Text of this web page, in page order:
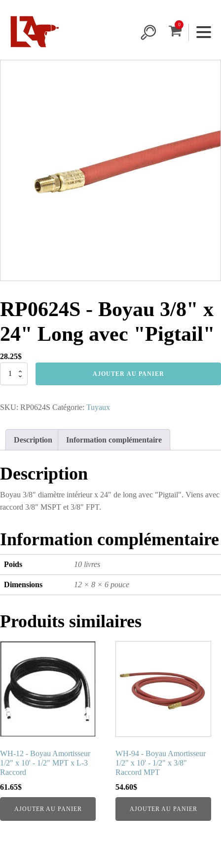
RP0624S - Boyau 3/8" x
24" Long avec "Pigtail"
28.25$
quantité
Boyau
AJOUTER AU PANIER
SKU: RP0624S Catégorie: Tuyaux
Description Information complémentaire
Description
Boyau 3/8" diamètre intérieur x 24" de long avec "Pigtail". Viens avec
raccord 3/8" MSPT et 3/8" FPT.
Information complémentaire
Poids 10 livres
Dimensions 12 × 8 × 6 pouce
Produits similaires
WH-12 - Boyau Amortisseur
1/2" x 10' - 1/2" MPT x L-3
Raccord
61.65$
AJOUTER AU PANIER
WH-94 - Boyau Amortisseur
1/2" x 10' - 1/2" x 3/8"
Raccord MPT
54.60$
AJOUTER AU PANIER